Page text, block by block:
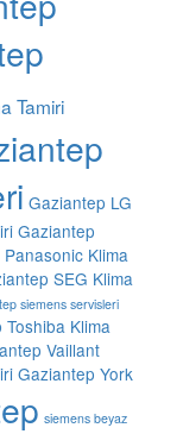
Tamiri
Gaziantep LG
Gaziantep
Klima
SEG Klima
siemens servisleri
Klima
Vaillant
Gaziantep York
siemens beyaz